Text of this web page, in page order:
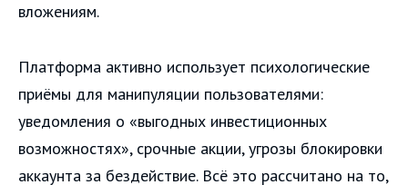
вложениям.
Платформа активно использует психологические
приёмы для манипуляции пользователями:
уведомления о «выгодных инвестиционных
возможностях», срочные акции, угрозы блокировки
аккаунта за бездействие. Всё это рассчитано на то,